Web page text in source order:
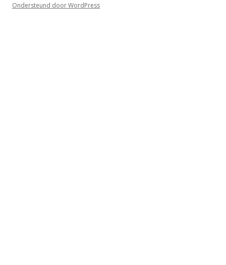
Ondersteund door WordPress